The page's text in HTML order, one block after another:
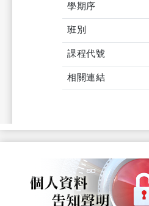
學期序
班別
課程代號
相關連結